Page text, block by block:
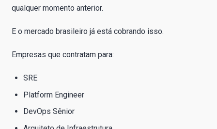
qualquer momento anterior.
E o mercado brasileiro já está cobrando isso.
Empresas que contratam para:
SRE
Platform Engineer
DevOps Sênior